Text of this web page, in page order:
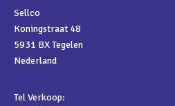
Sellco
Koningstraat 48
5931 BX Tegelen
Nederland
Tel Verkoop: